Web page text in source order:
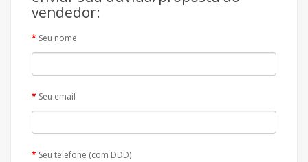
vendedor:
Seu nome
Seu email
Seu telefone (com DDD)